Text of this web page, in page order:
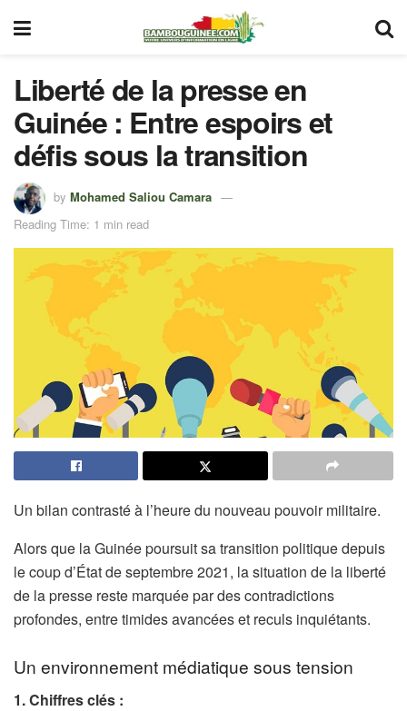
Liberté de la presse en
Guinée : Entre espoirs et
défis sous la transition
by Mohamed Saliou Camara
Reading Time: 1 min read
Un bilan contrasté à l’heure du nouveau pouvoir militaire.
Alors que la Guinée poursuit sa transition politique depuis
le coup d’État de septembre 2021, la situation de la liberté
de la presse reste marquée par des contradictions
profondes, entre timides avancées et reculs inquiétants.
Un environnement médiatique sous tension
1. Chiffres clés :